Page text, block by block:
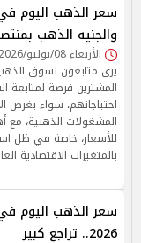
والجنيه الذهب
الأربعاء 08/يوليو/2026 - 04:00 م
يرى متابعون لسوق الذهب
المشترين فرصة لمتابعة
احتياجاتهم، سواء بغرض
المشغولات الذهبية، مع
للأسعار، خاصة في ظل
بالمتغيرات الاقتصادية
2026.. تراجع كبير